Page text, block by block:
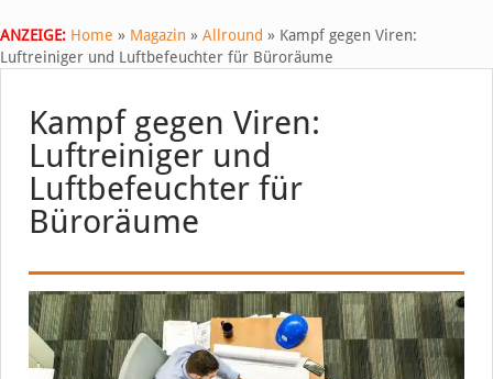
ANZEIGE: Home » Magazin » Allround » Kampf gegen Viren:
Luftreiniger und Luftbefeuchter für Büroräume
Kampf gegen Viren:
Luftreiniger und
Luftbefeuchter für
Büroräume